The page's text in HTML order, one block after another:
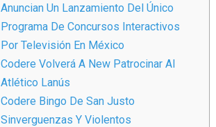
Anuncian Un Lanzamiento Del Único
Programa De Concursos Interactivos
Por Televisión En México
Codere Volverá A New Patrocinar Al
Atlético Lanús
Codere Bingo De San Justo
Sinverguenzas Y Violentos